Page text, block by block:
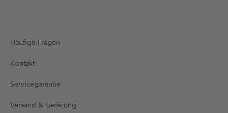
Häufige Fragen
Kontakt
Servicegarantie
Versand & Lieferung